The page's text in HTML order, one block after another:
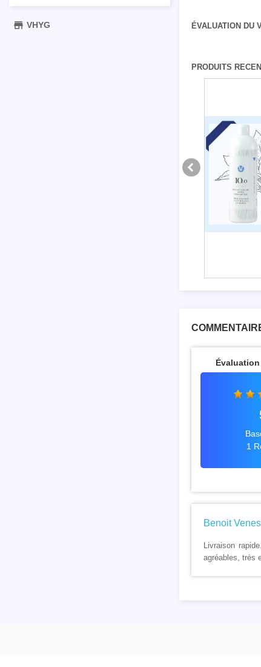
 VHYG ÉVALUATION DU
PRODUITS
1
Benoit
Livraison
agréables, très